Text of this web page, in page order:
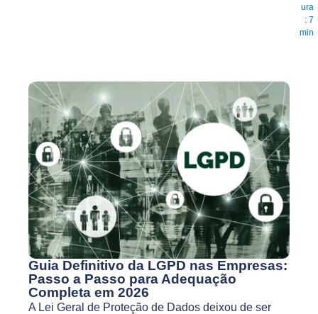
ura
: 7
min
Guia Definitivo da LGPD nas Empresas:
Passo a Passo para Adequação
Completa em 2026
A Lei Geral de Proteção de Dados deixou de ser